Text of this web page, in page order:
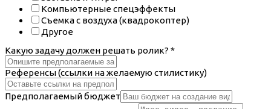
Компьютерные спецэффекты
Съемка с воздуха (квадрокоптер)
Другое
Какую задачу должен решать ролик? *
Референсы (ссылки на желаемую стилистику)
Предполагаемый бюджет